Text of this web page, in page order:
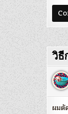
วิธี
ผมตั